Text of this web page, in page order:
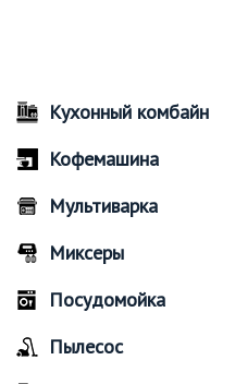
Кухонный комбайн
Кофемашина
Мультиварка
Миксеры
Посудомойка
Пылесос